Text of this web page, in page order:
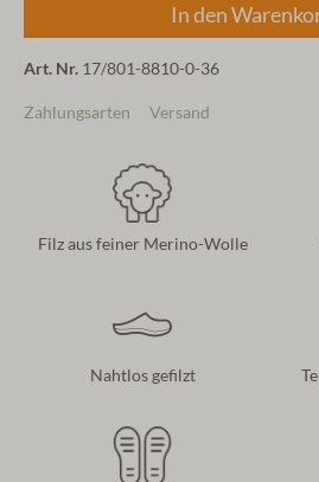
In den
Art. Nr. 17/801-8810-0-36
Zahlungsarten Versand
Filz aus feiner Merino-Wolle
Nahtlos gefilzt